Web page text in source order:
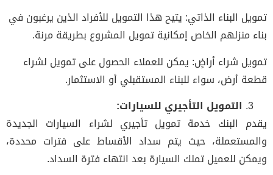
تمويل البناء الذاتي: يتيح هذا التمويل للأفراد الذين يرغبون في
بناء منزلهم الخاص إمكانية تمويل المشروع بطريقة مرنة.
تمويل شراء أراضٍ: يمكن للعملاء الحصول على تمويل لشراء
قطعة أرض، سواء للبناء المستقبلي أو الاستثمار.
التمويل التأجيري للسيارات:
يقدم البنك خدمة تمويل تأجيري لشراء السيارات الجديدة
والمستعملة، حيث يتم سداد الأقساط على فترات محددة،
ويمكن للعميل تملك السيارة بعد انتهاء فترة السداد.